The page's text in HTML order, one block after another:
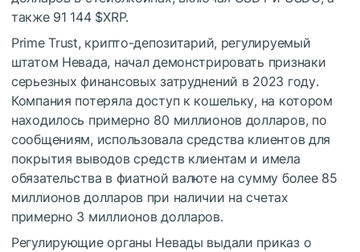
также 91 144 $XRP.
Prime Trust, крипто-депозитарий, регулируемый
штатом Невада, начал демонстрировать признаки
серьезных финансовых затруднений в 2023 году.
Компания потеряла доступ к кошельку, на котором
находилось примерно 80 миллионов долларов, по
сообщениям, использовала средства клиентов для
покрытия выводов средств клиентам и имела
обязательства в фиатной валюте на сумму более 85
миллионов долларов при наличии на счетах
примерно 3 миллионов долларов.
Регулирующие органы Невады выдали приказ о